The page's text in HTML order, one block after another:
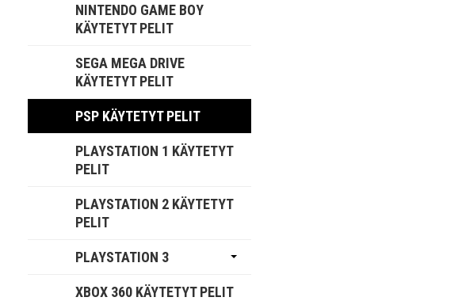
NINTENDO GAME BOY
KÄYTETYT PELIT
SEGA MEGA DRIVE
KÄYTETYT PELIT
PSP KÄYTETYT PELIT
PLAYSTATION 1 KÄYTETYT
PELIT
PLAYSTATION 2 KÄYTETYT
PELIT
PLAYSTATION 3
XBOX 360 KÄYTETYT PELIT